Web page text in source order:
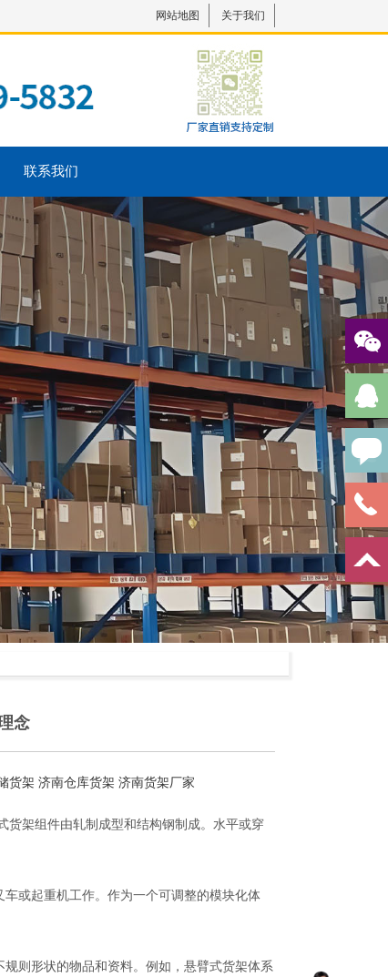
网站地图 关于我们
联系我们
念
货架 济南仓库货架 济南货架厂家
架组件由轧制成型和结构钢制成。水平或穿
或起重机工作。作为一个可调整的模块化体
则形状的物品和资料。例如，悬臂式货架体系